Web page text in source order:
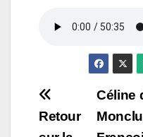
de
Céline
Retour